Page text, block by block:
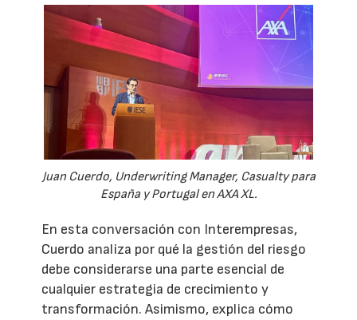
Juan Cuerdo, Underwriting Manager, Casualty para
España y Portugal en AXA XL.
En esta conversación con Interempresas,
Cuerdo analiza por qué la gestión del riesgo
debe considerarse una parte esencial de
cualquier estrategia de crecimiento y
transformación. Asimismo, explica cómo